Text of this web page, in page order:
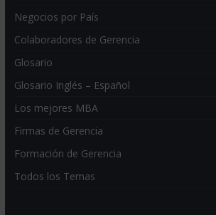
Negocios por País
Colaboradores de Gerencia
Glosario
Glosario Inglés – Español
Los mejores MBA
Firmas de Gerencia
Formación de Gerencia
Todos los Temas